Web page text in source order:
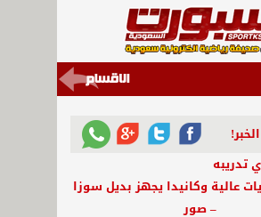
تدريبه
عالية وكانيدا يجهز بديل سوزا
– صور